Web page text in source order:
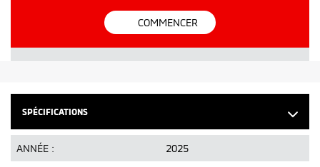
SPÉCIFICATIONS
ANNÉE : 2025
COMMENCER